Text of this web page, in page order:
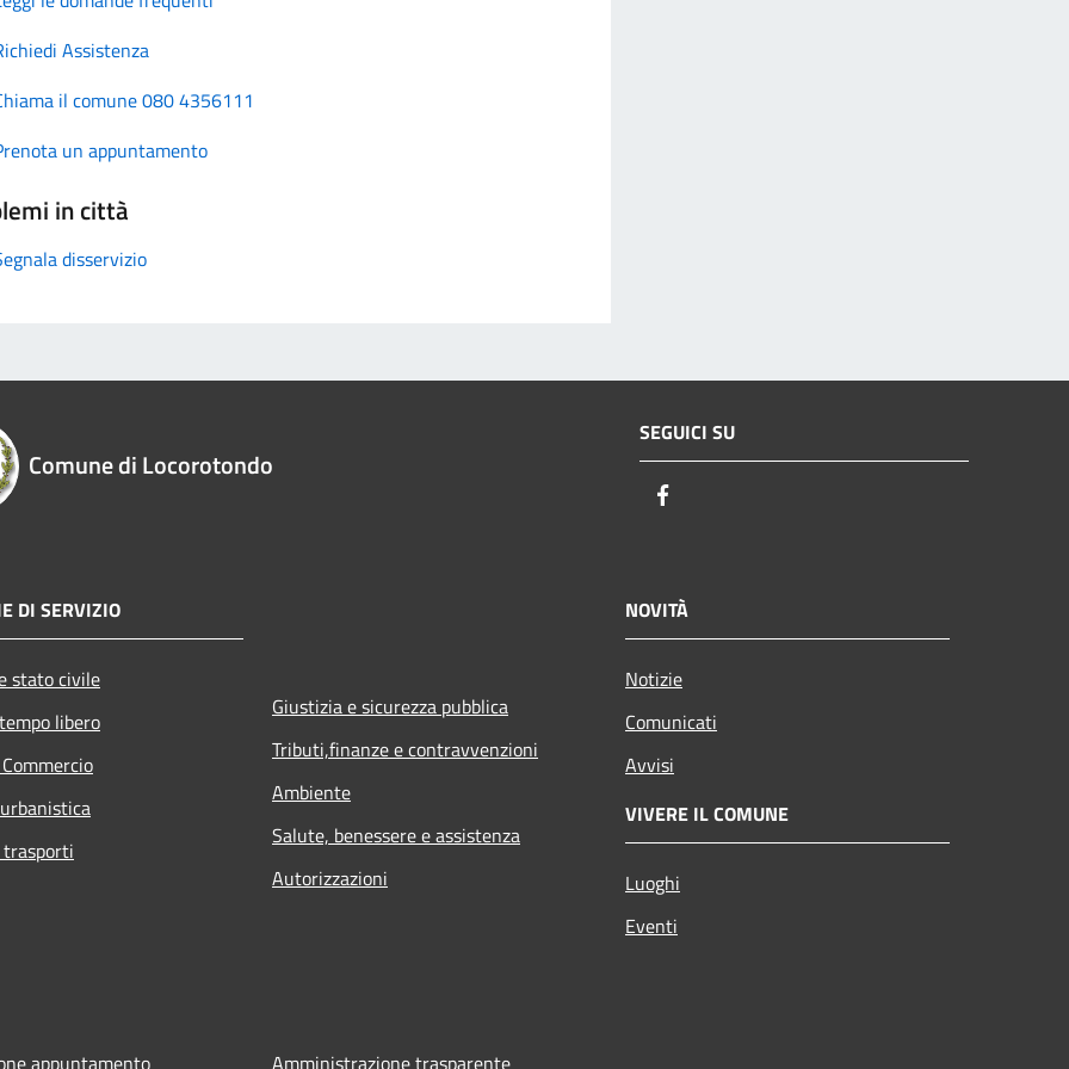
Assistenza
il comune 080 4356111
un appuntamento
in città
disservizio
Comune di Locorotondo
SEGUICI SU
DI SERVIZIO
stato civile
libero
Giustizia e sicurezza pubblica
Tributi,finanze e contravvenzioni
Ambiente
Salute, benessere e assistenza
Autorizzazioni
NOVITÀ
Notizie
Comunicati
Avvisi
VIVERE IL COMUNE
Luoghi
Eventi
appuntamento Amministrazione trasparente